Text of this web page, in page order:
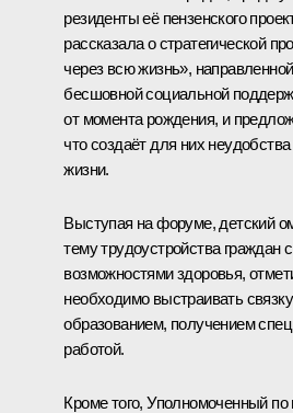
резиденты её пензенского
рассказала о стратегической
через всю жизнь»,
бесшовной социальной
от момента рождения, и
что создаёт для них
жизни.
Выступая на форуме, детский
тему трудоустройства граждан
возможностями здоровья,
необходимо выстраивать
образованием, получением
работой.
Кроме того, Уполномоченный